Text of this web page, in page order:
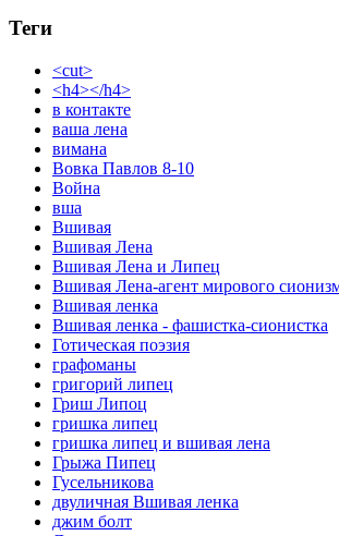
Теги
<cut>
<h4></h4>
в контакте
ваша лена
вимана
Вовка Павлов 8-10
Война
вша
Вшивая
Вшивая Лена
Вшивая Лена и Липец
Вшивая Лена-агент мирового
Вшивая ленка
Вшивая ленка - фашистка-сионистка
Готическая поэзия
графоманы
григорий липец
Гриш Липоц
гришка липец
гришка липец и вшивая лена
Грыжа Пипец
Гусельникова
двуличная Вшивая ленка
джим болт